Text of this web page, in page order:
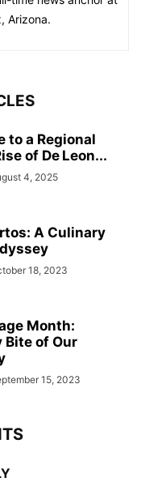
Arizona.
to a Regional
of De Leon...
4, 2025
A Culinary
18, 2023
Month:
Bite of Our
15, 2023